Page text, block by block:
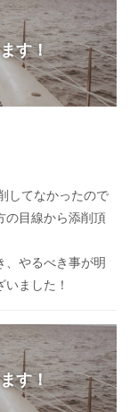
す！
してなかったので
の目線から添削頂
、やるべき事が明
ました！
す！